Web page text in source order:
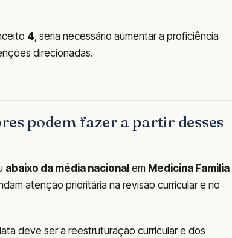
4, seria necessário aumentar a proficiência
direcionadas.
podem fazer a partir desses
abaixo da média nacional em Medicina Familia
atenção prioritária na revisão curricular e no
deve ser a reestruturação curricular e dos